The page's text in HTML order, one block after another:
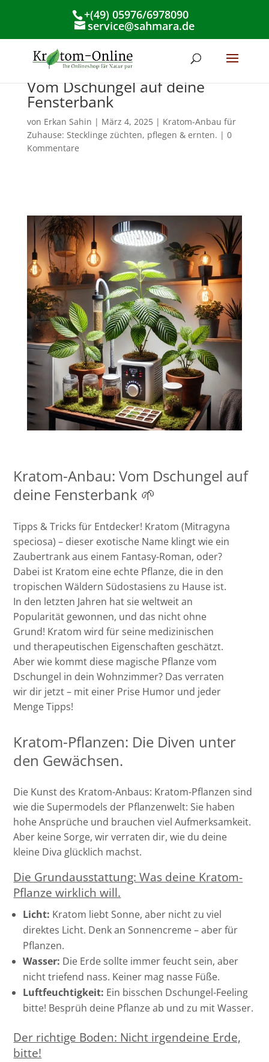
+(49) 05976/6978090
service@sahmara.de
Die Kunst des Kratom-Anbaus:
Vom Dschungel auf deine
Fensterbank
von Erkan Sahin | März 4, 2025| Kratom-Anbau für
Zuhause: Stecklinge züchten, pflegen & ernten. | 0
Kommentare
Kratom-Anbau: Vom Dschungel auf
deine Fensterbank 🌱
Tipps & Tricks für Entdecker! Kratom (Mitragyna
speciosa) – dieser exotische Name klingt wie ein
Zaubertrank aus einem Fantasy-Roman, oder?
Dabei ist Kratom eine echte Pflanze, die in den
tropischen Wäldern Südostasiens zu Hause ist.
In den letzten Jahren hat sie weltweit an
Popularität gewonnen, und das nicht ohne
Grund! Kratom wird für seine medizinischen
und therapeutischen Eigenschaften geschätzt.
Aber wie kommt diese magische Pflanze vom
Dschungel in dein Wohnzimmer? Das verraten
wir dir jetzt – mit einer Prise Humor und jeder
Menge Tipps!
Kratom-Pflanzen: Die Diven unter
den Gewächsen.
Die Kunst des Kratom-Anbaus: Kratom-Pflanzen sind
wie die Supermodels der Pflanzenwelt: Sie haben
hohe Ansprüche und brauchen viel Aufmerksamkeit.
Aber keine Sorge, wir verraten dir, wie du deine
kleine Diva glücklich machst.
Die Grundausstattung: Was deine Kratom-
Pflanze wirklich will.
Licht: Kratom liebt Sonne, aber nicht zu viel
direktes Licht. Denk an Sonnencreme – aber für
Pflanzen.
Wasser: Die Erde sollte immer feucht sein, aber
nicht triefend nass. Keiner mag nasse Füße.
Luftfeuchtigkeit: Ein bisschen Dschungel-Feeling
bitte! Besprüh deine Pflanze ab und zu mit Wasser.
Der richtige Boden: Nicht irgendeine Erde,
bitte!